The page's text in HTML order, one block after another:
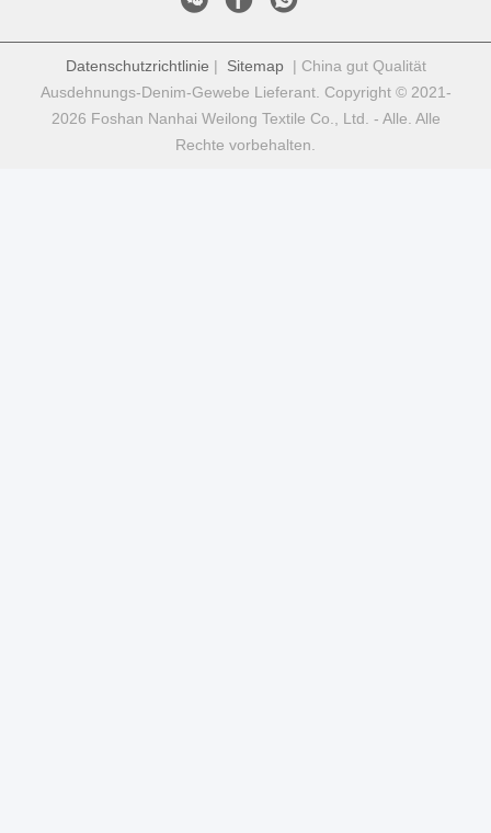
Datenschutzrichtlinie | Sitemap| China gut Qualität
Ausdehnungs-Denim-Gewebe Lieferant. Copyright © 2021-
2026 Foshan Nanhai Weilong Textile Co., Ltd. - Alle. Alle
Rechte vorbehalten.